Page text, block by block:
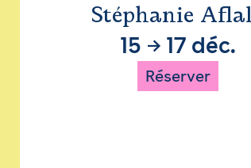
Stéphanie
15 → 17 déc.
Réserver